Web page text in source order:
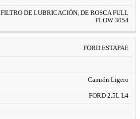
FILTRO DE LUBRICACIÓN, DE ROSCA FULL
FLOW 3054
FORD ESTAPAE
Camión Ligero
FORD 2.5L L4